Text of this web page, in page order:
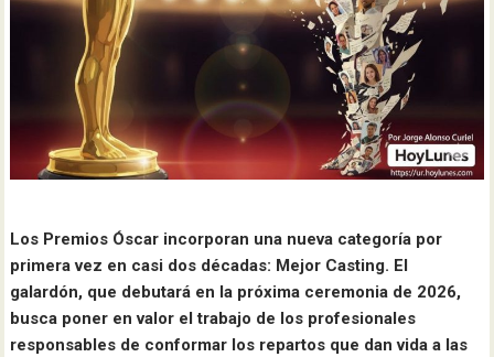
Los Premios Óscar incorporan una nueva categoría por
primera vez en casi dos décadas: Mejor Casting. El
galardón, que debutará en la próxima ceremonia de 2026,
busca poner en valor el trabajo de los profesionales
responsables de conformar los repartos que dan vida a las